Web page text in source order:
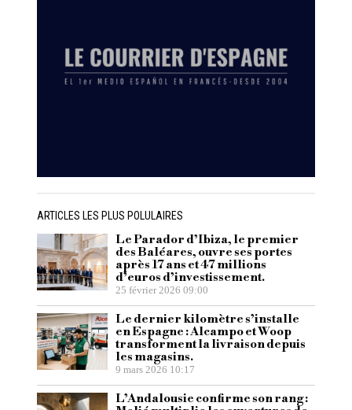
ARTICLES LES PLUS POLULAIRES
Le Parador d’Ibiza, le premier
des Baléares, ouvre ses portes
après 17 ans et 47 millions
d’euros d’investissement.
25 février 2026 09:00
Le dernier kilomètre s’installe
en Espagne : Alcampo et Woop
transforment la livraison depuis
les magasins.
9 mars 2026 10:17
L’Andalousie confirme son rang :